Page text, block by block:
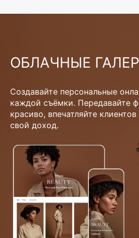
ОБЛАЧНЫЕ
Создавайте персональные
каждой съёмки. Передавайте
красиво, впечатляйте
свой доход.